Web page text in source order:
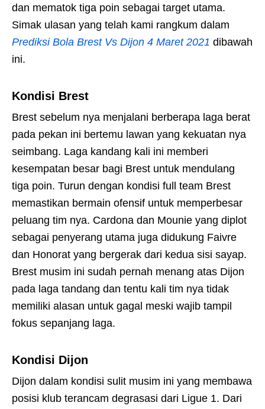
dan mematok tiga poin sebagai target utama.
Simak ulasan yang telah kami rangkum dalam
Prediksi Bola Brest Vs Dijon 4 Maret 2021 dibawah
ini.
Kondisi Brest
Brest sebelum nya menjalani berberapa laga berat
pada pekan ini bertemu lawan yang kekuatan nya
seimbang. Laga kandang kali ini memberi
kesempatan besar bagi Brest untuk mendulang
tiga poin. Turun dengan kondisi full team Brest
memastikan bermain ofensif untuk memperbesar
peluang tim nya. Cardona dan Mounie yang diplot
sebagai penyerang utama juga didukung Faivre
dan Honorat yang bergerak dari kedua sisi sayap.
Brest musim ini sudah pernah menang atas Dijon
pada laga tandang dan tentu kali tim nya tidak
memiliki alasan untuk gagal meski wajib tampil
fokus sepanjang laga.
Kondisi Dijon
Dijon dalam kondisi sulit musim ini yang membawa
posisi klub terancam degrasasi dari Ligue 1. Dari